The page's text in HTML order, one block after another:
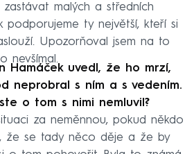
malých a středních
podporujeme ty největší, kteří si
Upozorňoval jsem na to
nevšímal.
Hamáček uvedl, že ho mrzí,
neprobral s ním a s vedením.
o tom s nimi nemluvil?
za neměnnou, pokud někdo
že se tady něco děje a že by